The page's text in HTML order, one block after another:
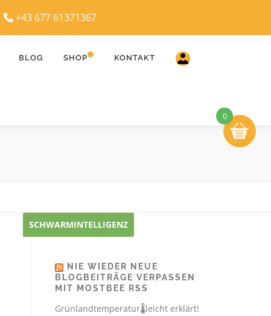
+43 677 61371367
BLOG SHOP KONTAKT
SCHWARMINTELLIGENZ
NIE WIEDER NEUE
BLOGBEITRÄGE VERPASSEN
MIT MOSTBEE RSS
Grünlandtemperatur🌡️leicht erklärt!
0